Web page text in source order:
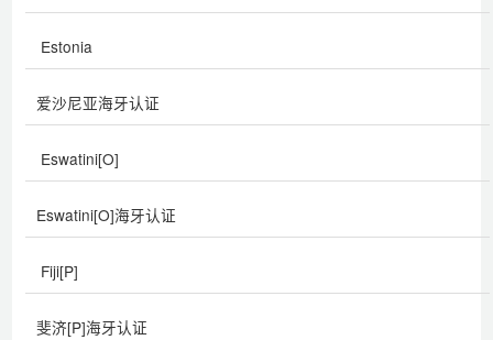
Estonia
爱沙尼亚海牙认证
Eswatini[O]
Eswatini[O]海牙认证
Fiji[P]
斐济[P]海牙认证